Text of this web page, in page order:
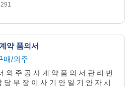
약 품의서
매/외주
외 주 공 사 계 약 품 의 서 관 리 번
당 부 장 이 사 기 안 일 기 안 자 시